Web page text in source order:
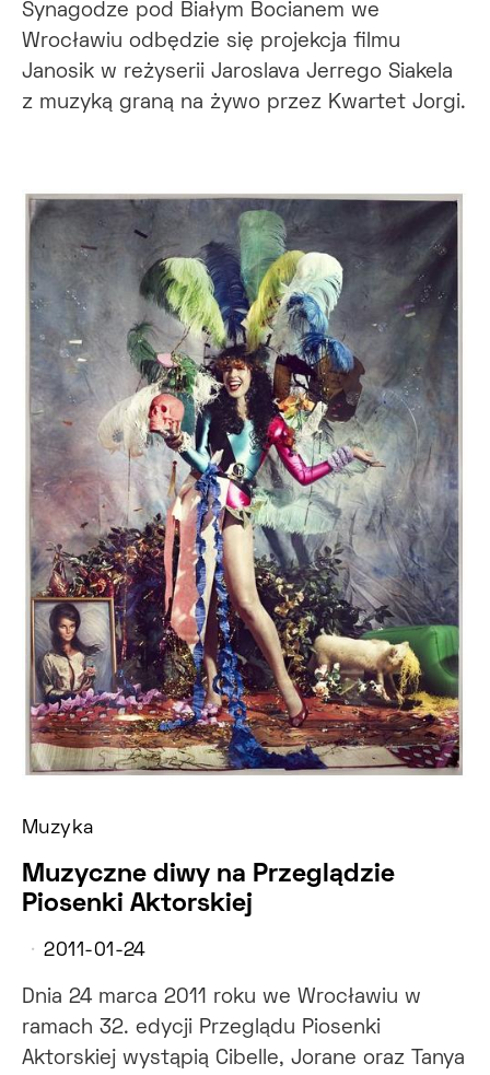
Synagodze pod Białym Bocianem we
Wrocławiu odbędzie się projekcja filmu
Janosik w reżyserii Jaroslava Jerrego Siakela
z muzyką graną na żywo przez Kwartet Jorgi.
Muzyka
Muzyczne diwy na Przeglądzie
Piosenki Aktorskiej
2011-01-24
Dnia 24 marca 2011 roku we Wrocławiu w
ramach 32. edycji Przeglądu Piosenki
Aktorskiej wystąpią Cibelle, Jorane oraz Tanya